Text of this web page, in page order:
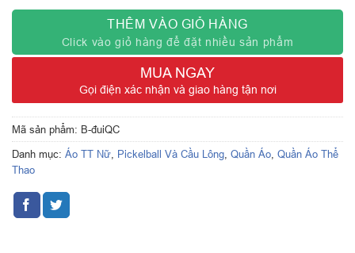
THÊM VÀO GIỎ HÀNG
Click vào giỏ hàng để đặt nhiều sản phẩm
MUA NGAY
Gọi điện xác nhận và giao hàng tận nơi
Mã sản phẩm: B-đuiQC
Danh mục: Áo TT Nữ Pickelball Và Cầu Lông Quần Áo Quần Áo Thể
Thao